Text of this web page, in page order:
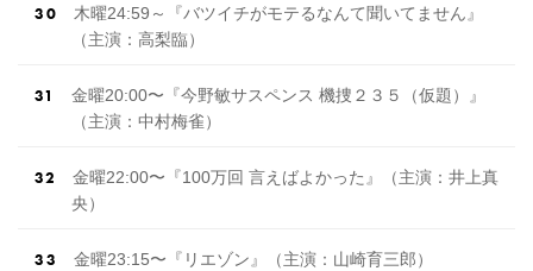
木曜24:59～『バツイチがモテるなんて聞いてません』
（主演：高梨臨）
金曜20:00〜『今野敏サスペンス 機捜２３５（仮題）』
（主演：中村梅雀）
金曜22:00〜『100万回 言えばよかった』（主演：井上真
央）
金曜23:15〜『リエゾン』（主演：山崎育三郎）